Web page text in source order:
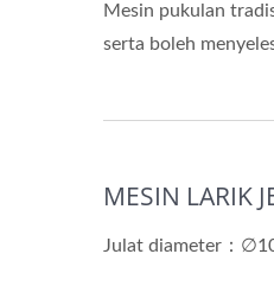
Mesin pukulan
serta boleh
MESIN LARIK
Julat diameter：